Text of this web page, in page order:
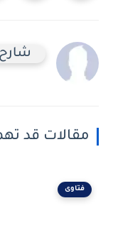
شارح
مقالات قد
فتاوى